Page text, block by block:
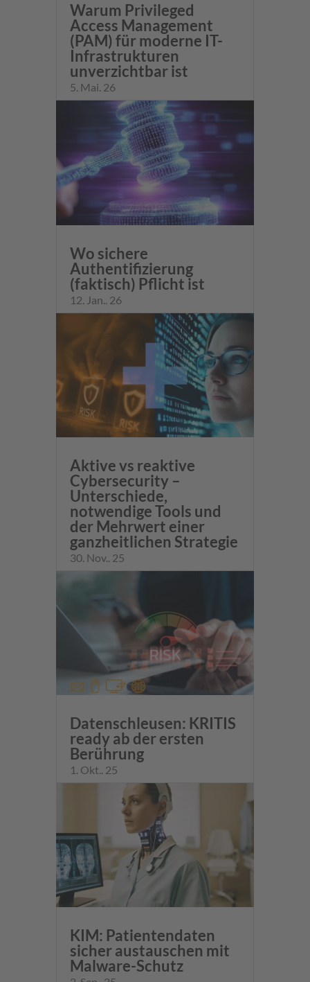
Warum Privileged
Access Management
(PAM) für moderne IT-
Infrastrukturen
unverzichtbar ist
5. Mai. 26
Wo sichere
Authentifizierung
(faktisch) Pflicht ist
12. Jan.. 26
Aktive vs reaktive
Cybersecurity –
Unterschiede,
notwendige Tools und
der Mehrwert einer
ganzheitlichen Strategie
30. Nov.. 25
Datenschleusen: KRITIS
ready ab der ersten
Berührung
1. Okt.. 25
KIM: Patientendaten
sicher austauschen mit
Malware-Schutz